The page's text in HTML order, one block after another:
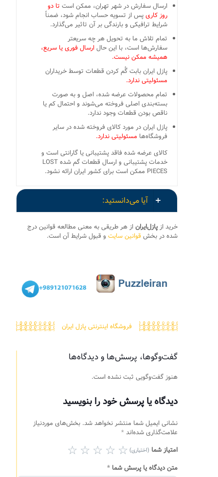
ارسال سفارش در شهر تهران، ممکن است تا دو
روز کاریپس از تسویه حساب انجام شود، ضمناً
شرایط ترافیکی و بارندگی بر آن تاثیر می‌گذارد.
تمام تلاش ما به تحویل هر چه سریعتر
سفارش‌ها است، با این حالارسال فوری یا سریع،
همیشه ممکن نیست.
پازل ایران بابت گُم کردن قطعات توسط خریداران
مسئولیتی ندارد.
تمام محصولات عرضه شده، اصل و به صورت
بسته‌بندی اصلی فروخته می‌شوند و احتمال کم یا
ناقص بودن قطعات وجود ندارد.
پازل ایران در مورد کالای فروخته شده در سایر
فروشگاه‌ها مسئولیتی ندارد.
کالای عرضه شده فاقد پشتیبانی یا گارانتی است و
خدمات پشتیبانی و ارسال قطعات گم شده LOST
PIECES ممکن است برای کشور ایران ارائه نشود.
آیا می‌دانستید:
خرید از پازل‌ایران از هر طریقی به معنی مطالعه قوانین درج
شده در بخش قوانین سایت و قبول شرایط آن است.
فروشگاه اینترنتی پازل ایران
گفت‌وگوها، پرسش‌ها و دیدگاه‌ها
هنوز گفت‌وگویی ثبت نشده است.
دیدگاه یا پرسش خود را بنویسید
نشانی ایمیل شما منتشر نخواهد شد. بخش‌های موردنیاز
علامت‌گذاری شده‌اند *
امتیاز شما (اختیاری)
متن دیدگاه یا پرسش شما *